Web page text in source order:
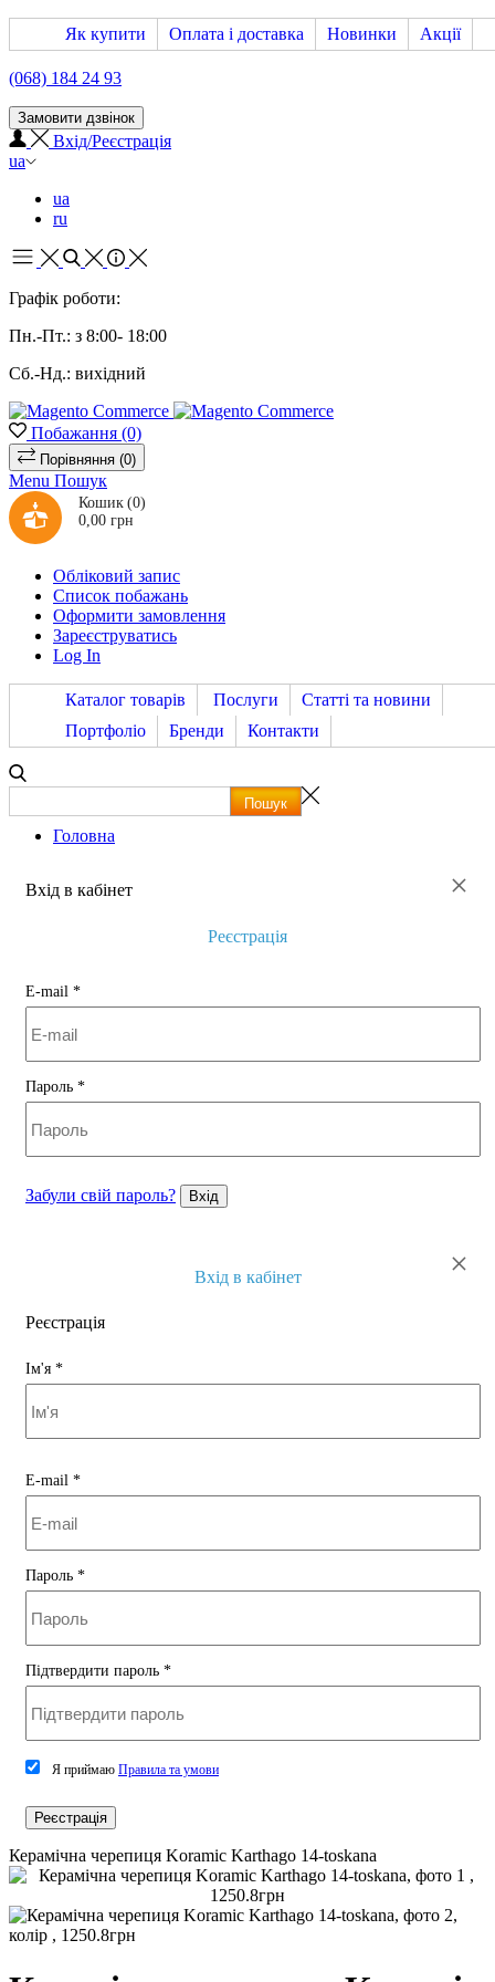
Як купити Оплата і доставка Новинки Акції
(068) 184 24 93
Замовити дзвінок
Вхід/Реєстрація
ua
ua
ru
Графік роботи:
Пн.-Пт.: з 8:00- 18:00
Сб.-Нд.: вихідний
Побажання (0)
Порівняння (0)
Menu Пошук
Кошик (0)
0,00 грн
Обліковий запис
Список побажань
Оформити замовлення
Зареєструватись
Log In
Каталог товарів Послуги
Статті та новини
Портфоліо
Бренди Контакти
Головна
×
Вхід в кабінет
Реєстрація
E-mail *
Пароль *
Забули свій пароль? Вхід
×
Вхід в кабінет
Реєстрація
Ім'я *
E-mail *
Пароль *
Підтвердити пароль *
Я приймаю Правила та умови
Реєстрація
Керамічна черепиця Koramic Karthago 14-toskana